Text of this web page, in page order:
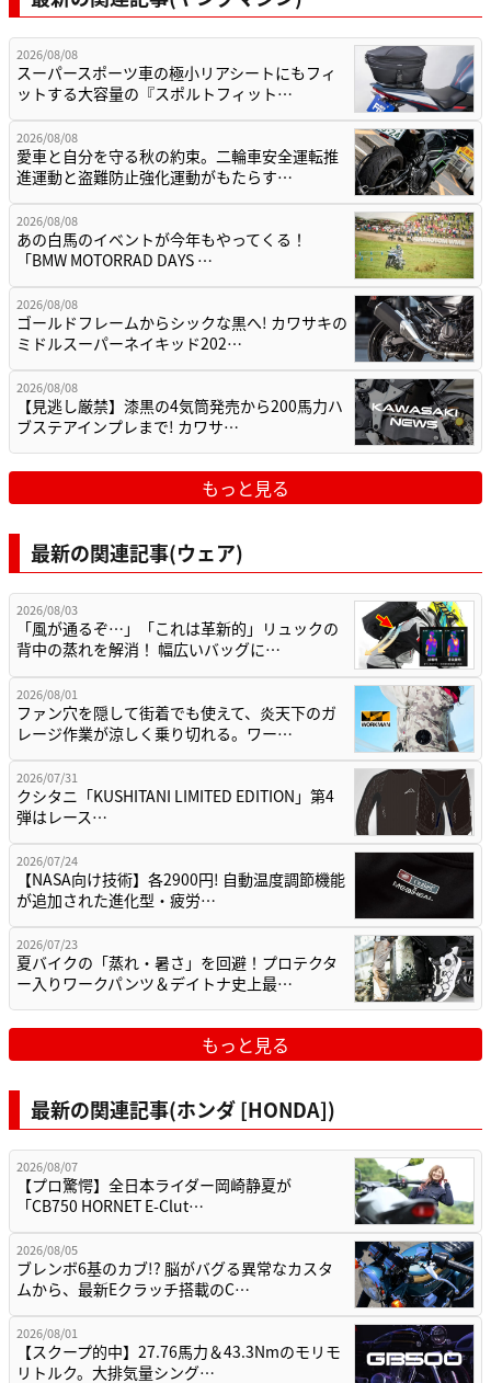
2026/08/08
スーパースポーツ車の極小リアシートにもフィ
ットする大容量の『スポルトフィット…
2026/08/08
愛車と自分を守る秋の約束。二輪車安全運転推
進運動と盗難防止強化運動がもたらす…
2026/08/08
あの白馬のイベントが今年もやってくる！
「BMW MOTORRAD DAYS …
2026/08/08
ゴールドフレームからシックな黒へ! カワサキの
ミドルスーパーネイキッド202…
2026/08/08
【見逃し厳禁】漆黒の4気筒発売から200馬力ハ
ブステアインプレまで! カワサ…
もっと見る
最新の関連記事(ウェア)
2026/08/03
「風が通るぞ…」「これは革新的」リュックの
背中の蒸れを解消！ 幅広いバッグに…
2026/08/01
ファン穴を隠して街着でも使えて、炎天下のガ
レージ作業が涼しく乗り切れる。ワー…
2026/07/31
クシタニ「KUSHITANI LIMITED EDITION」第4
弾はレース…
2026/07/24
【NASA向け技術】各2900円! 自動温度調節機能
が追加された進化型・疲労…
2026/07/23
夏バイクの「蒸れ・暑さ」を回避！プロテクタ
ー入りワークパンツ＆デイトナ史上最…
もっと見る
最新の関連記事(ホンダ [HONDA])
2026/08/07
【プロ驚愕】全日本ライダー岡崎静夏が
「CB750 HORNET E-Clut…
2026/08/05
ブレンボ6基のカブ!? 脳がバグる異常なカスタ
ムから、最新Eクラッチ搭載のC…
2026/08/01
【スクープ的中】27.76馬力＆43.3Nmのモリモ
リトルク。大排気量シング…